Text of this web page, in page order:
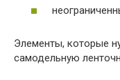
Элементы, которые
самодельную